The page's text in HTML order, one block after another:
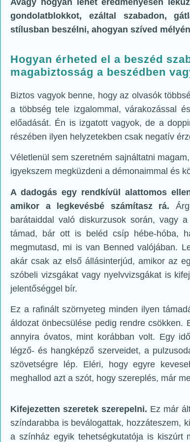
gondolatblokkot, ezáltal szabadon,
stílusban beszélni, ahogyan szíved
Hogyan érheted el a beszéd
magabiztosság a beszédben
Biztos vagyok benne, hogy az olvasók
a többség tele izgalommal, várakozással
előadását. Én is izgatott vagyok, de a
részében ilyen helyzetekben csak negatív
Véletlenül sem szeretném sajnáltatni
igyekszem megküzdeni a démonaimmal és
A dadogás egy rendkívül alattomos
amikor a legkevésbé számítasz rá.
barátaiddal való diskurzusok során, vagy
támad, bár ott is beléd csíp hébe-hóba,
megmutasd, mi is van Benned valójában.
akár csak az első állásinterjúd, amikor az
szóbeli vizsgákat vagy nyelvvizsgákat is
jelentőséggel bír.
Ez a rafinált szörnyeteg minden ilyen
áldozat önbecsülése pedig rendre
annyira óvatos, mint korábban volt. Egy
légző- és hangképző szerveidet, a
szövetségre lép. Eléri, hogy egyre
meghallod azt a szót, hogy szereplés, már
Kifejezetten szeretek szerepelni. Ez már
színdarabba is beválogattak, hozzáteszem,
a színház egyik tehetségkutatója is kiszúrt